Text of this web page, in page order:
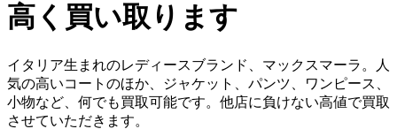
高く買い取ります
イタリア生まれのレディースブランド、マックスマーラ。人
気の高いコートのほか、ジャケット、パンツ、ワンピース、
小物など、何でも買取可能です。他店に負けない高値で買取
させていただきます。